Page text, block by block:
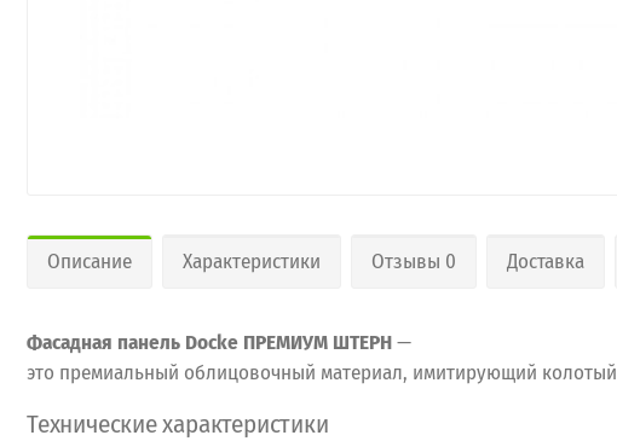
Описание Характеристики Отзывы 0 Доставка
Фасадная панель Docke ПРЕМИУМ ШТЕРН—
это премиальный облицовочный материал, имитирующий колотый
Техническиехарактеристики